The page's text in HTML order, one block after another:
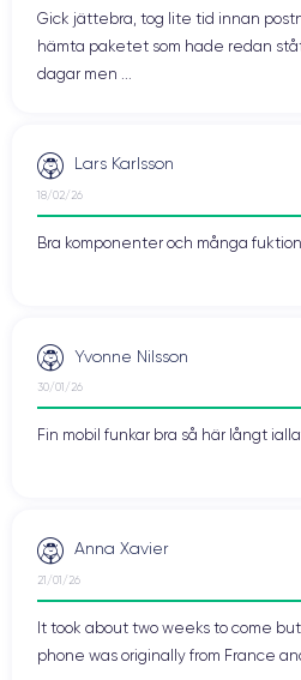
Gick jättebra, tog lite tid innan
hämta paketet som hade redan
dagar men ...
Lars Karlsson
18/02/26
Bra komponenter och många
Yvonne Nilsson
30/01/26
Fin mobil funkar bra så här långt
Anna Xavier
21/01/26
It took about two weeks to come
phone was originally from France